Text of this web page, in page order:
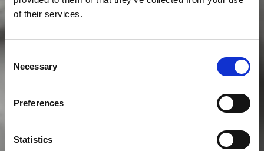
of their services.
Selection
Necessary
Preferences
Statistics